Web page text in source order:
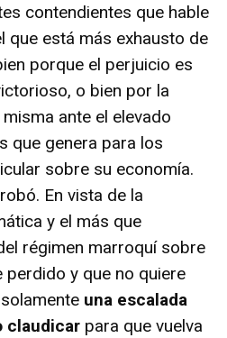
contendientes que hable
que está más exhausto de
porque el perjuicio es
o bien por la
ante el elevado
que genera para los
sobre su economía.
En vista de la
y el más que
régimen marroquí sobre
y que no quiere
una escalada
claudicar para que vuelva